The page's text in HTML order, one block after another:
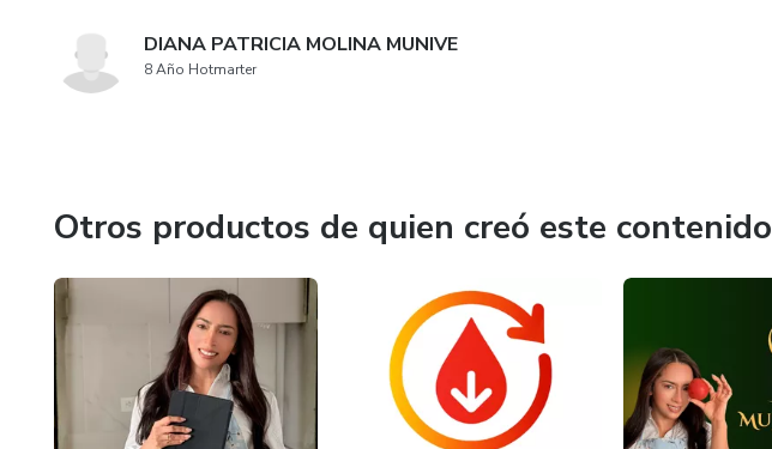
DIANA PATRICIA MOLINA MUNIVE
8 Año Hotmarter
Otros productos de quien creó este contenido